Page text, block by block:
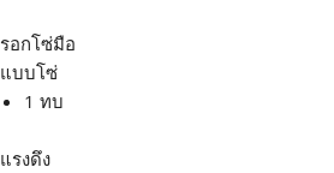
รอกโซ่มือ
แบบโซ่
1 ทบ
แรงดึง